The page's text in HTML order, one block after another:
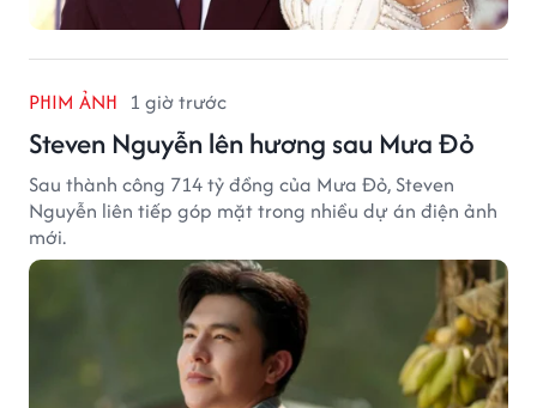
PHIM ẢNH 1 giờ trước
Steven Nguyễn lên hương sau Mưa Đỏ
Sau thành công 714 tỷ đồng của Mưa Đỏ, Steven
Nguyễn liên tiếp góp mặt trong nhiều dự án điện ảnh
mới.